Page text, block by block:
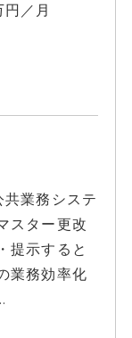
円／月
業務システ
スター更改
提示すると
業務効率化